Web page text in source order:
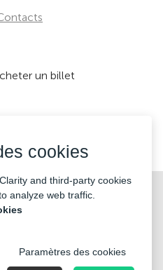
Tous les droits sont réservés
un billet
cookies
and third-party cookies
analyze web traffic.
Paramètres des cookies